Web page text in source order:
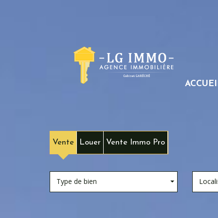
Vente Louer Vente Immo Pro
Type de bien